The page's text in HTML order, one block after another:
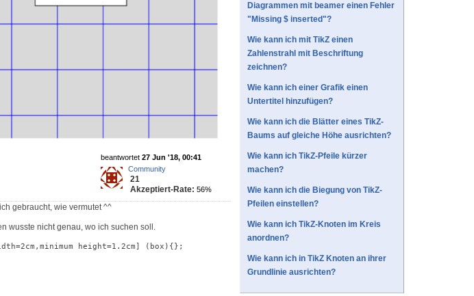
beantwortet 27 Jun '18, 00:41
Community
21
Akzeptiert-Rate: 56%
gebraucht, wie vermutet ^^
wusste nicht genau, wo ich suchen soll.
height=1.2cm] (box){};
Diagrammen mit beamer einen Fehler
"Missing $ inserted"?
Wie kann ich mit TikZ einen
Zahlenstrahl mit Beschriftung
zeichnen?
Wie kann ich einer Grafik einen
Untertitel hinzufügen?
Wie kann ich die Blätter eines TikZ-
Baums auf gleiche Höhe ausrichten?
Wie kann ich TikZ-Pfeile kürzer
machen?
Wie kann ich die Biegung von TikZ-
Pfeilen einstellen?
Wie kann ich TikZ-Knoten im Kreis
anordnen?
Wie kann ich in TikZ Knoten an ihrer
Grundlinie ausrichten?